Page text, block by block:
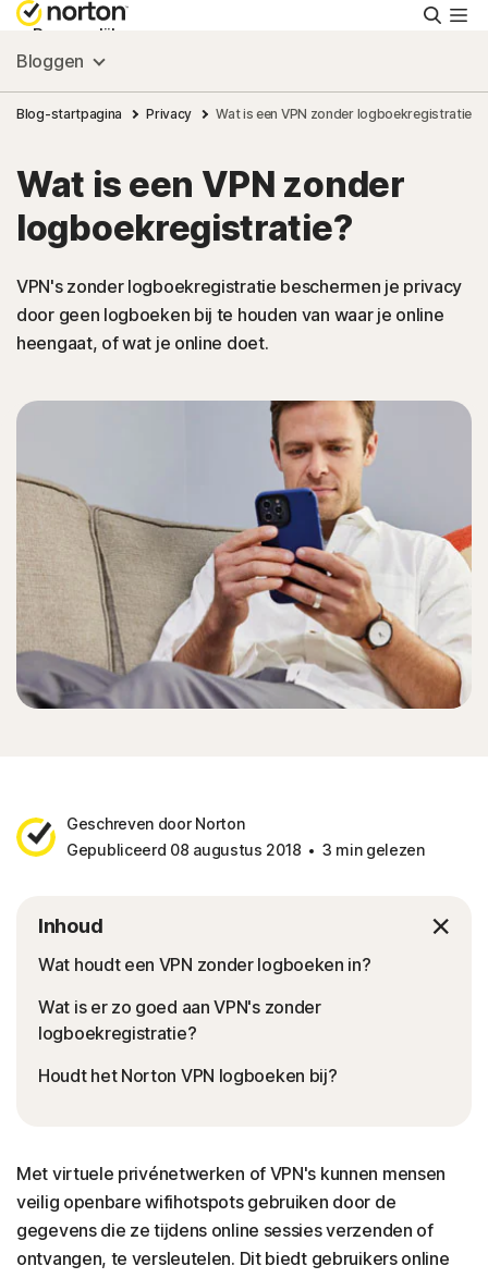
Persoonlijk
Small Business
Ondersteuning
Gratis proberen
Nederland
Bloggen
Blog-startpagina Privacy Wat is een VPN zonder logboekregistratie?
Wat is een VPN zonder
logboekregistratie?
VPN's zonder logboekregistratie beschermen je privacy
door geen logboeken bij te houden van waar je online
heengaat, of wat je online doet.
Geschreven door Norton
Gepubliceerd 08 augustus 2018
3 min gelezen
Inhoud
Wat houdt een VPN zonder logboeken in?
Wat is er zo goed aan VPN's zonder
logboekregistratie?
Houdt het Norton VPN logboeken bij?
Met virtuele privénetwerken of VPN's kunnen mensen
veilig openbare wifihotspots gebruiken door de
gegevens die ze tijdens online sessies verzenden of
ontvangen, te versleutelen. Dit biedt gebruikers online